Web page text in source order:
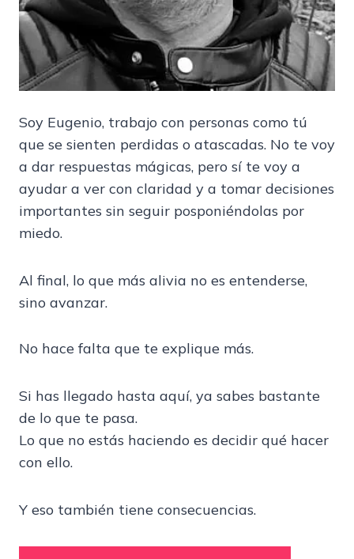
Soy Eugenio, trabajo con personas como tú
que se sienten perdidas o atascadas. No te voy
a dar respuestas mágicas, pero sí te voy a
ayudar a ver con claridad y a tomar decisiones
importantes sin seguir posponiéndolas por
miedo.
Al final, lo que más alivia no es entenderse,
sino avanzar.
No hace falta que te explique más.
Si has llegado hasta aquí, ya sabes bastante
de lo que te pasa.
Lo que no estás haciendo es decidir qué hacer
con ello.
Y eso también tiene consecuencias.